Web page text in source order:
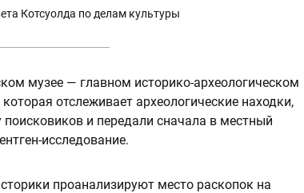
Котсуолда по делам культуры
музее — главном историко-археологическом
отслеживает археологические находки,
и передали сначала в местный
исследование.
проанализируют место раскопок на